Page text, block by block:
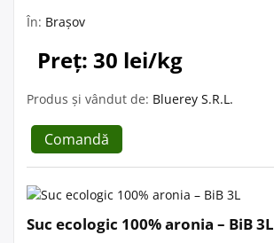
În: Brașov
Preț: 30 lei/kg
Produs și vândut de: Bluerey S.R.L.
Comandă
Suc ecologic 100% aronia – BiB 3L